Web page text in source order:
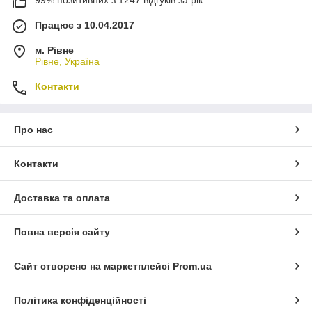
Працює з 10.04.2017
м. Рівне
Рівне, Україна
Контакти
Про нас
Контакти
Доставка та оплата
Повна версія сайту
Сайт створено на маркетплейсі Prom.ua
Політика конфіденційності